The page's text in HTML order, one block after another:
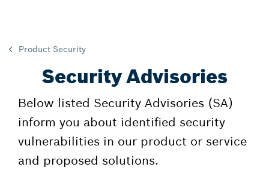
Product Security
Security Advisories
Below listed Security Advisories (SA)
inform you about identified security
vulnerabilities in our product or service
and proposed solutions.